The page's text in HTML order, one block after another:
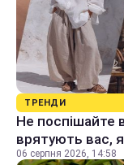
ТРЕНДИ
Не поспішайте
врятують вас,
06 серпня 2026, 14:58